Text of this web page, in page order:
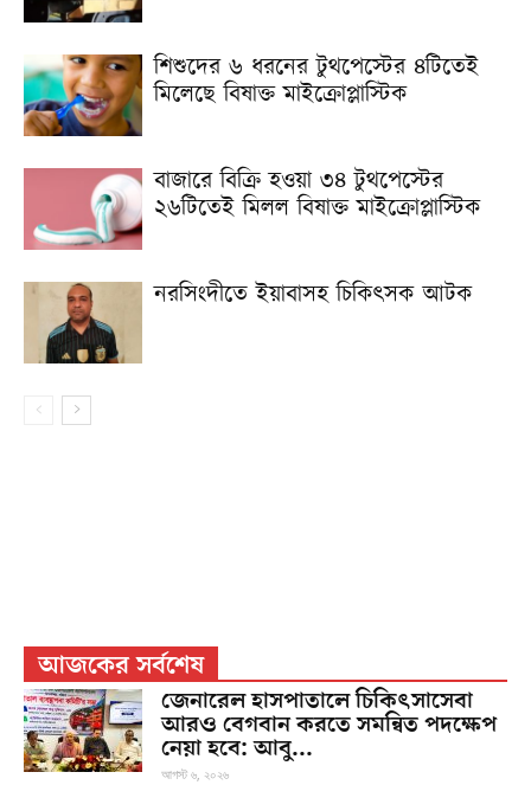
শিশুদের ৬ ধরনের টুথপেস্টের ৪টিতেই
মিলেছে বিষাক্ত মাইক্রোপ্লাস্টিক
বাজারে বিক্রি হওয়া ৩৪ টুথপেস্টের
২৬টিতেই মিলল বিষাক্ত মাইক্রোপ্লাস্টিক
নরসিংদীতে ইয়াবাসহ চিকিৎসক আটক
আজকের সর্বশেষ
জেনারেল হাসপাতালে চিকিৎসাসেবা
আরও বেগবান করতে সমন্বিত পদক্ষেপ
নেয়া হবে: আবু...
আগস্ট ৬, ২০২৬